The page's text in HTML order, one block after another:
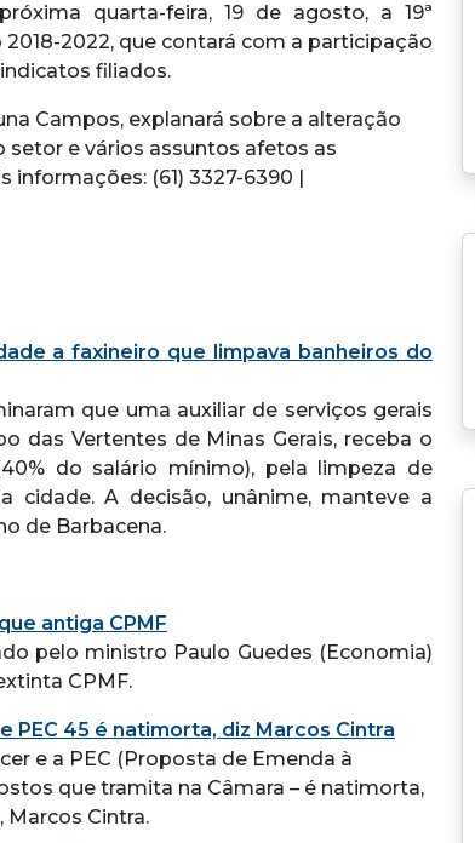
quarta-feira, 19 de agosto, a 19ª
2022, que contará com a participação
filiados.
Campos, explanará sobre a alteração
e vários assuntos afetos as
informações: (61) 3327-6390 |
a faxineiro que limpava banheiros do
que uma auxiliar de serviços gerais
das Vertentes de Minas Gerais, receba o
do salário mínimo), pela limpeza de
cidade. A decisão, unânime, manteve a
de Barbacena.
antiga CPMF
pelo ministro Paulo Guedes (Economia)
CPMF.
45 é natimorta, diz Marcos Cintra
e a PEC (Proposta de Emenda à
que tramita na Câmara – é natimorta,
Marcos Cintra.